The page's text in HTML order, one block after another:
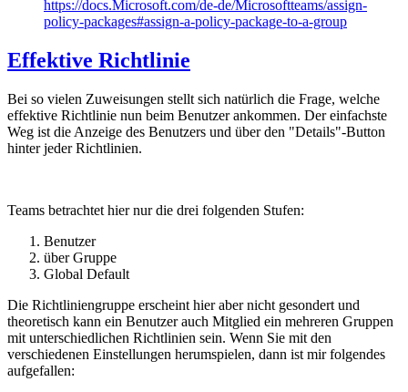
https://docs.Microsoft.com/de-de/Microsoftteams/assign-
policy-packages#assign-a-policy-package-to-a-group
Effektive Richtlinie
Bei so vielen Zuweisungen stellt sich natürlich die Frage, welche
effektive Richtlinie nun beim Benutzer ankommen. Der einfachste
Weg ist die Anzeige des Benutzers und über den "Details"-Button
hinter jeder Richtlinien.
Teams betrachtet hier nur die drei folgenden Stufen:
Benutzer
über Gruppe
Global Default
Die Richtliniengruppe erscheint hier aber nicht gesondert und
theoretisch kann ein Benutzer auch Mitglied ein mehreren Gruppen
mit unterschiedlichen Richtlinien sein. Wenn Sie mit den
verschiedenen Einstellungen herumspielen, dann ist mir folgendes
aufgefallen: